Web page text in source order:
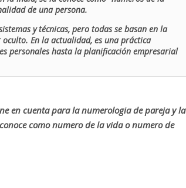
de una persona.
y técnicas, pero todas se basan en la
En la actualidad, es una práctica
personales hasta la planificación empresarial
en cuenta para la numerologia de pareja y la
como numero de la vida o numero de